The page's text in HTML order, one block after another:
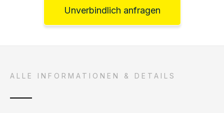
Unverbindlich anfragen
ALLE INFORMATIONEN & DETAILS